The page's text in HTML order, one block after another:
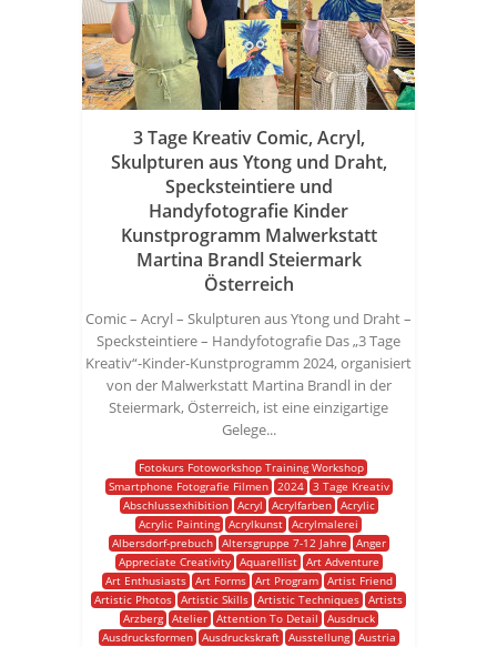
3 Tage Kreativ Comic, Acryl,
Skulpturen aus Ytong und Draht,
Specksteintiere und
Handyfotografie Kinder
Kunstprogramm Malwerkstatt
Martina Brandl Steiermark
Österreich
Comic – Acryl – Skulpturen aus Ytong und Draht –
Specksteintiere – Handyfotografie Das „3 Tage
Kreativ“-Kinder-Kunstprogramm 2024, organisiert
von der Malwerkstatt Martina Brandl in der
Steiermark, Österreich, ist eine einzigartige
Gelege...
Fotokurs Fotoworkshop Training Workshop
Smartphone Fotografie Filmen
2024
3 Tage Kreativ
Abschlussexhibition
Acryl Acrylfarben
Acrylic
Acrylic Painting Acrylkunst Acrylmalerei
Albersdorf-prebuch
Altersgruppe 7-12 Jahre
Anger
Appreciate Creativity
Aquarellist
Art Adventure
Art Enthusiasts
Art Forms Art Program
Artist Friend
Artistic Photos Artistic Skills Artistic Techniques Artists
Arzberg
Atelier Attention To Detail
Ausdruck
Ausdrucksformen
Ausdruckskraft Ausstellung
Austria